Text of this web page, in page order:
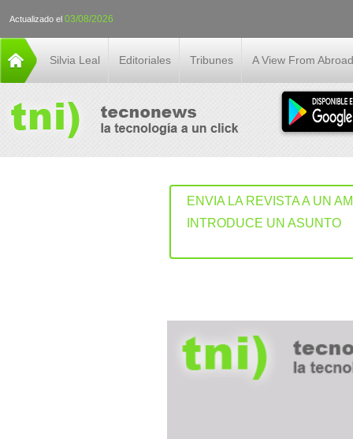
Actualizado el 03/08/2026
Silvia Leal Editoriales Tribunes A View From Abroad
ENVIA LA REVISTA A UN
INTRODUCE UN ASUNTO